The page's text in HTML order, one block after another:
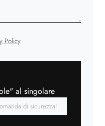
Policy
al singolare